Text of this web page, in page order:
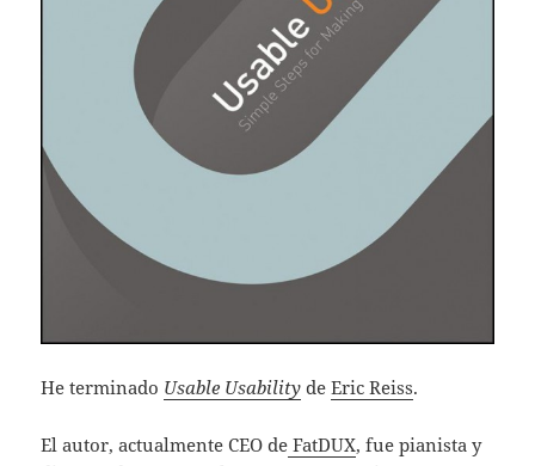
He terminado Usable Usability deEric Reiss.
El autor, actualmente CEO de FatDUX, fue pianista y